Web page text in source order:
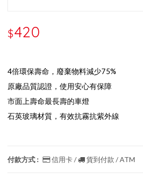
$420
4倍環保壽命，廢棄物料減少75%
原廠品質認證，使用安心有保障
市面上壽命最長壽的車燈
石英玻璃材質，有效抗霧抗紫外線
付款方式 : 信用卡 / 貨到付款 / ATM